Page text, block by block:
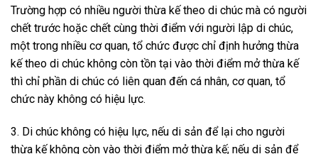
Trường hợp có nhiều người thừa kế theo di chúc mà có người
chết trước hoặc chết cùng thời điểm với người lập di chúc,
một trong nhiều cơ quan, tổ chức được chỉ định hưởng thừa
kế theo di chúc không còn tồn tại vào thời điểm mở thừa kế
thì chỉ phần di chúc có liên quan đến cá nhân, cơ quan, tổ
chức này không có hiệu lực.
3. Di chúc không có hiệu lực, nếu di sản để lại cho người
thừa kế không còn vào thời điểm mở thừa kế; nếu di sản để